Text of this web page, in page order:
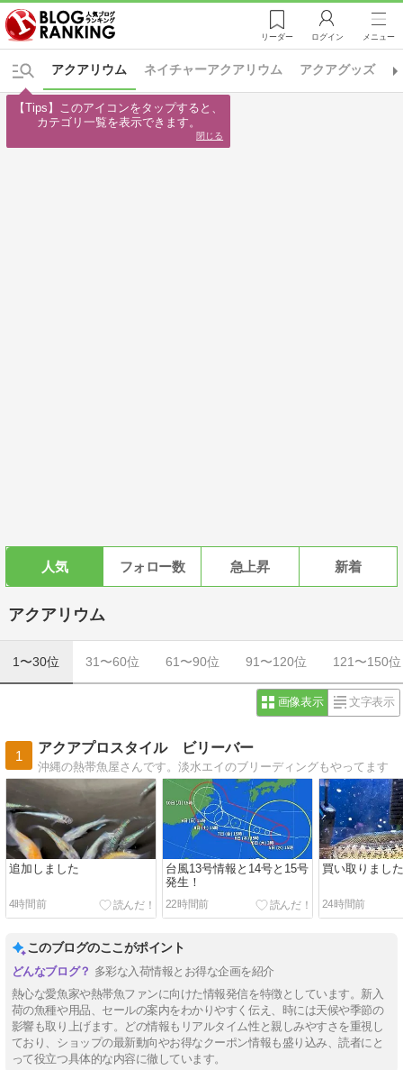
リーダー ログイン メニュー
アクアリウム ネイチャーアクアリウム アクアグッズ
人気 フォロー数 急上昇 新着
アクアリウム
1〜30位 31〜60位 61〜90位 91〜120位 121〜150位
画像表示 文字表示
1
アクアプロスタイル ビリーバー
沖縄の熱帯魚屋さんです。淡水エイのブリーディングもやってます
追加しました
4時間前
台風13号情報と14号と15号
発生！
22時間前
買い取りました
24時間前
このブログのここがポイント
多彩な入荷情報とお得な企画を紹介
熱心な愛魚家や熱帯魚ファンに向けた情報発信を特徴としています。新入
荷の魚種や用品、セールの案内をわかりやすく伝え、時には天候や季節の
影響も取り上げます。どの情報もリアルタイム性と親しみやすさを重視し
ており、ショップの最新動向やお得なクーポン情報も盛り込み、読者にと
って役立つ具体的な内容に徹しています。
【Tips】このアイコンをタップすると、
カテゴリ一覧を表示できます。
閉じる